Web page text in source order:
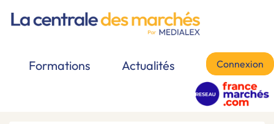
Formations Actualités Connexion